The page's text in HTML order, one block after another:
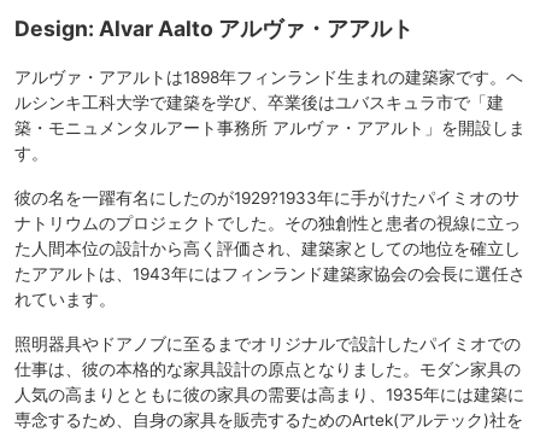
Design: Alvar Aalto アルヴァ・アアルト
アルヴァ・アアルトは1898年フィンランド生まれの建築家です。ヘ
ルシンキ工科大学で建築を学び、卒業後はユバスキュラ市で「建
築・モニュメンタルアート事務所 アルヴァ・アアルト」を開設しま
す。
彼の名を一躍有名にしたのが1929?1933年に手がけたパイミオのサ
ナトリウムのプロジェクトでした。その独創性と患者の視線に立っ
た人間本位の設計から高く評価され、建築家としての地位を確立し
たアアルトは、1943年にはフィンランド建築家協会の会長に選任さ
れています。
照明器具やドアノブに至るまでオリジナルで設計したパイミオでの
仕事は、彼の本格的な家具設計の原点となりました。モダン家具の
人気の高まりとともに彼の家具の需要は高まり、1935年には建築に
専念するため、自身の家具を販売するためのArtek(アルテック)社を